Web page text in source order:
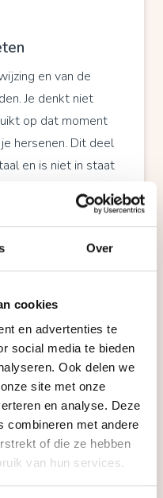
Over
cookies
en advertenties te
social media te bieden
Ook delen we
site met onze
en analyse. Deze
combineren met andere
of die ze hebben
van hun services.
en van de
Je denkt niet
op dat moment
hersenen. Dit deel
en is niet in staat
toetst dit gevaar
reactie staat
tot de
van je partner.
een aanval
van wat jullie patroon
en waarom je zo
te voelen wat er
gezegd die je raken
je lichaam voel je de